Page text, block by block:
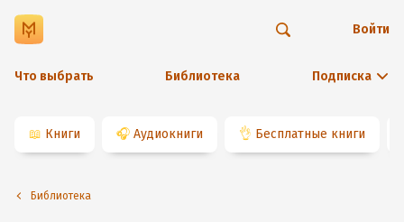
Что выбрать Библиотека Подписка
Войти
📖 Книги 🎧 Аудиокниги 👌 Бесплатные книги
Библиотека